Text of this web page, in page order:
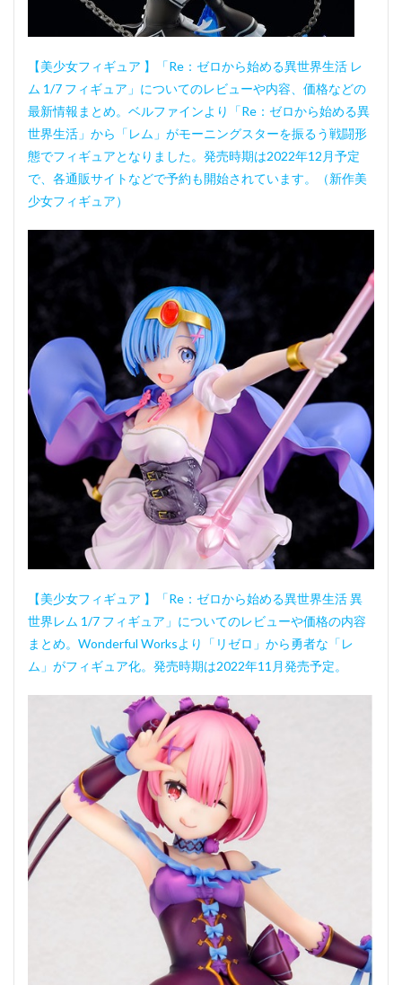
【美少女フィギュア 】「Re：ゼロから始める異世界生活 レ
ム 1/7 フィギュア」についてのレビューや内容、価格などの
最新情報まとめ。ベルファインより「Re：ゼロから始める異
世界生活」から「レム」がモーニングスターを振るう戦闘形
態でフィギュアとなりました。発売時期は2022年12月予定
で、各通販サイトなどで予約も開始されています。（新作美
少女フィギュア）
【美少女フィギュア 】「Re：ゼロから始める異世界生活 異
世界レム 1/7 フィギュア」についてのレビューや価格の内容
まとめ。Wonderful Worksより「リゼロ」から勇者な「レ
ム」がフィギュア化。発売時期は2022年11月発売予定。